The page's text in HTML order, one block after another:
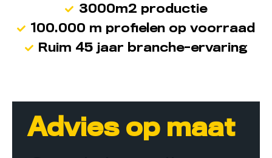
3000m2 productie
100.000 m profielen op voorraad
Ruim 45 jaar branche-ervaring
Advies op maat